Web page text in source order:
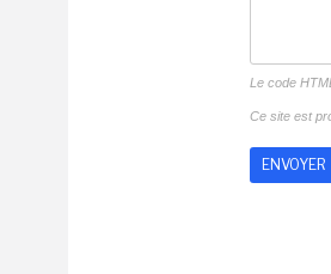
Le code
Ce site est